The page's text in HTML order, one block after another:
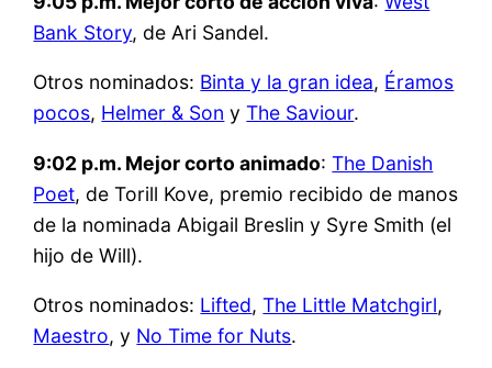
Bank Story, de Ari Sandel.
Otros nominados: Binta y la gran idea, Éramos
pocos, Helmer & Son yThe Saviour.
9:02 p.m. Mejor corto animado:The Danish
Poet, de Torill Kove, premio recibido de manos
de la nominada Abigail Breslin y Syre Smith (el
hijo de Will).
Otros nominados: Lifted,The Little Matchgirl,
Maestro, y No Time for Nuts.